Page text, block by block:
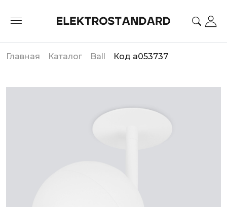
Главная Каталог Ball Код a053737